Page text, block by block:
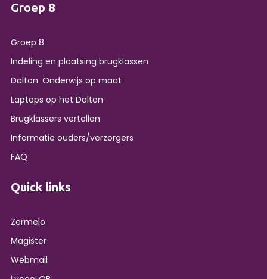
Groep 8
Groep 8
Indeling en plaatsing brugklassen
Dalton: Onderwijs op maat
Laptops op het Dalton
Brugklassers vertellen
Informatie ouders/verzorgers
FAQ
Quick links
Zermelo
Magister
Webmail